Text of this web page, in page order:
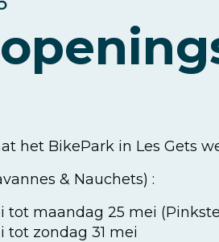
het BikePark in Les Gets
& Nauchets) :
tot maandag 25 mei
tot zondag 31 mei